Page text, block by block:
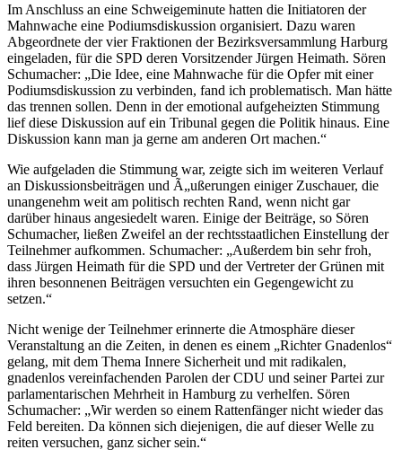
Im Anschluss an eine Schweigeminute hatten die Initiatoren der
Mahnwache eine Podiumsdiskussion organisiert. Dazu waren
Abgeordnete der vier Fraktionen der Bezirksversammlung Harburg
eingeladen, für die SPD deren Vorsitzender Jürgen Heimath. Sören
Schumacher: „Die Idee, eine Mahnwache für die Opfer mit einer
Podiumsdiskussion zu verbinden, fand ich problematisch. Man hätte
das trennen sollen. Denn in der emotional aufgeheizten Stimmung
lief diese Diskussion auf ein Tribunal gegen die Politik hinaus. Eine
Diskussion kann man ja gerne am anderen Ort machen.“
Wie aufgeladen die Stimmung war, zeigte sich im weiteren Verlauf
an Diskussionsbeiträgen und Ã„ußerungen einiger Zuschauer, die
unangenehm weit am politisch rechten Rand, wenn nicht gar
darüber hinaus angesiedelt waren. Einige der Beiträge, so Sören
Schumacher, ließen Zweifel an der rechtsstaatlichen Einstellung der
Teilnehmer aufkommen. Schumacher: „Außerdem bin sehr froh,
dass Jürgen Heimath für die SPD und der Vertreter der Grünen mit
ihren besonnenen Beiträgen versuchten ein Gegengewicht zu
setzen.“
Nicht wenige der Teilnehmer erinnerte die Atmosphäre dieser
Veranstaltung an die Zeiten, in denen es einem „Richter Gnadenlos“
gelang, mit dem Thema Innere Sicherheit und mit radikalen,
gnadenlos vereinfachenden Parolen der CDU und seiner Partei zur
parlamentarischen Mehrheit in Hamburg zu verhelfen. Sören
Schumacher: „Wir werden so einem Rattenfänger nicht wieder das
Feld bereiten. Da können sich diejenigen, die auf dieser Welle zu
reiten versuchen, ganz sicher sein.“